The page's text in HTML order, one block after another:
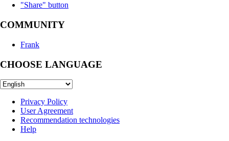
"Share" button
COMMUNITY
Frank
CHOOSE LANGUAGE
Privacy Policy
User Agreement
Recommendation technologies
Help